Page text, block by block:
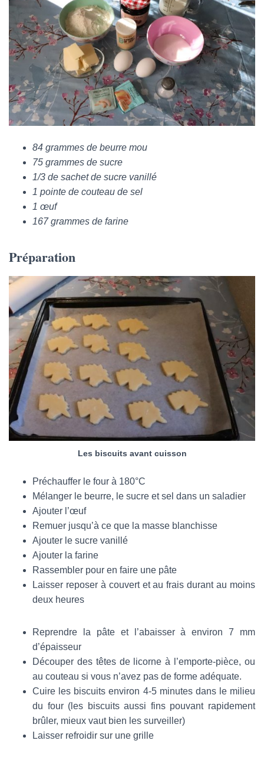
84 grammes de beurre mou
75 grammes de sucre
1/3 de sachet de sucre vanillé
1 pointe de couteau de sel
1 œuf
167 grammes de farine
Préparation
Les biscuits avant cuisson
Préchauffer le four à 180°C
Mélanger le beurre, le sucre et sel dans un saladier
Ajouter l’œuf
Remuer jusqu’à ce que la masse blanchisse
Ajouter le sucre vanillé
Ajouter la farine
Rassembler pour en faire une pâte
Laisser reposer à couvert et au frais durant au moins
deux heures
Reprendre la pâte et l’abaisser à environ 7 mm
d’épaisseur
Découper des têtes de licorne à l’emporte-pièce, ou
au couteau si vous n’avez pas de forme adéquate.
Cuire les biscuits environ 4-5 minutes dans le milieu
du four (les biscuits aussi fins pouvant rapidement
brûler, mieux vaut bien les surveiller)
Laisser refroidir sur une grille